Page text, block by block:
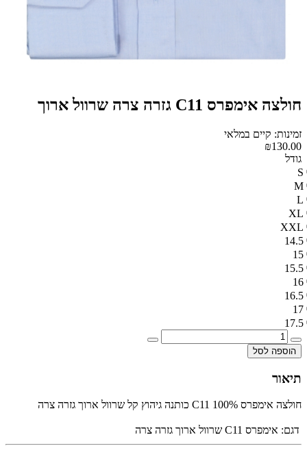
חולצה אימפרס C11 גזרה צרה שרוול ארוך
זמינות: קיים במלאי
₪130.00
גודל
S
M
L
XL
XXL
14.5
15
15.5
16
16.5
17
17.5
הוספה לסל
תיאור
חולצה אימפרס C11 100% כותנה גיהוץ קל שרוול ארוך גזרה צרה
דגם: אימפרס C11 שרוול ארוך גזרה צרה